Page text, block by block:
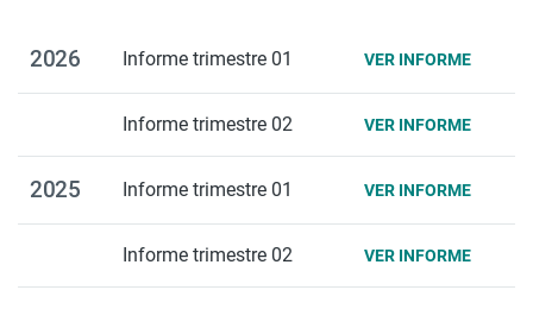
2026 Informe trimestre 01 VER INFORME
Informe trimestre 02 VER INFORME
2025 Informe trimestre 01 VER INFORME
Informe trimestre 02 VER INFORME